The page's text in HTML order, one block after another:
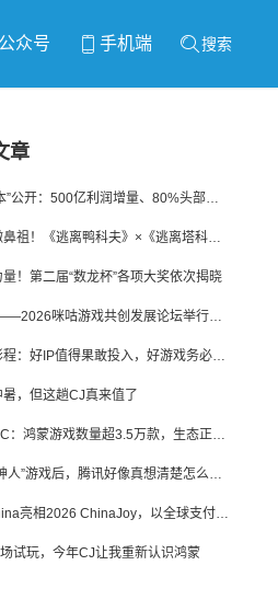
众号 手机端 搜索
章
游戏AI“账本”公开：500亿利润增量、80%头部入局，谁在闷声发财？
对话搜打撤鼻祖！《逃离鸭科夫》×《逃离塔科夫》官方线下沙龙落幕
量！第二届“数龙杯”各项大奖依次揭晓
智竞·未来——2026咪咕游戏共创发展论坛举行：聚力精品内容、AI创作与电竞生态，共建高品质益智健康游戏社区
盛趣游戏彭程：好IP值得果敢投入，好游戏务必长效经营
，但这趟CJ真来值了
2026 CDEC：鸿蒙游戏数量超3.5万款，生态正循环加速产业高质量发展
推出多款“神人”游戏后，腾讯好像真想清楚怎么做二次元了
PayPal China亮相2026 ChinaJoy，以全球支付能力助力中国游戏企业深化全球运营
试玩，今年CJ让我重新认识鸿蒙